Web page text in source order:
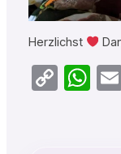
Herzlichst
Copy